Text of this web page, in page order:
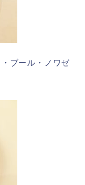
ブール・ノワゼ